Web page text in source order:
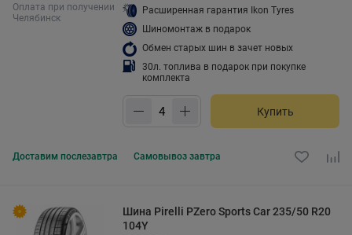
Оплата при получении
Челябинск
Расширенная гарантия Ikon Tyres
Шиномонтаж в подарок
Обмен старых шин в зачет новых
30л. топлива в подарок при покупке
комплекта
Купить
Доставим послезавтра Самовывоз завтра
Шина Pirelli PZero Sports Car 235/50 R20
104Y